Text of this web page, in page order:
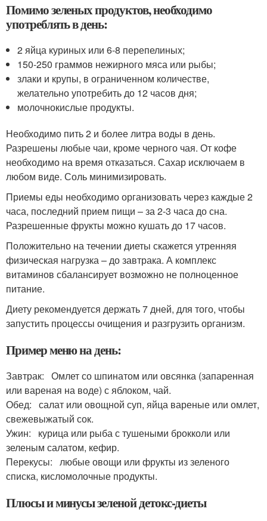
Помимо зеленых продуктов, необходимо
употреблять в день:
2 яйца куриных или 6-8 перепелиных;
150-250 граммов нежирного мяса или рыбы;
злаки и крупы, в ограниченном количестве,
желательно употребить до 12 часов дня;
молочнокислые продукты.
Необходимо пить 2 и более литра воды в день.
Разрешены любые чаи, кроме черного чая. От кофе
необходимо на время отказаться. Сахар исключаем в
любом виде. Соль минимизировать.
Приемы еды необходимо организовать через каждые 2
часа, последний прием пищи – за 2-3 часа до сна.
Разрешенные фрукты можно кушать до 17 часов.
Положительно на течении диеты скажется утренняя
физическая нагрузка – до завтрака. А комплекс
витаминов сбалансирует возможно не полноценное
питание.
Диету рекомендуется держать 7 дней, для того, чтобы
запустить процессы очищения и разгрузить организм.
Пример меню на день:
Завтрак: Омлет со шпинатом или овсянка (запаренная
или вареная на воде) с яблоком, чай.
Обед: салат или овощной суп, яйца вареные или омлет,
свежевыжатый сок.
Ужин: курица или рыба с тушеными брокколи или
зеленым салатом, кефир.
Перекусы: любые овощи или фрукты из зеленого
списка, кисломолочные продукты.
Плюсы и минусы зеленой детокс-диеты